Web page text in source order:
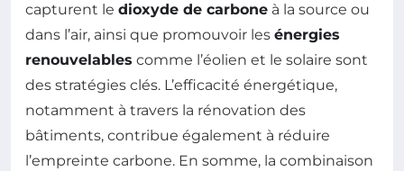
capturent le dioxyde de carbone à la source ou
dans l’air, ainsi que promouvoir les énergies
renouvelables comme l’éolien et le solaire sont
des stratégies clés. L’efficacité énergétique,
notamment à travers la rénovation des
bâtiments, contribue également à réduire
l’empreinte carbone. En somme, la combinaison